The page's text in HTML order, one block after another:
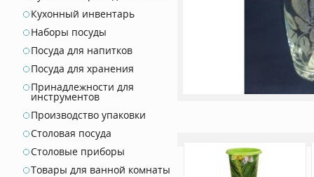
Кухонный инвентарь
Наборы посуды
Посуда для напитков
Посуда для хранения
Принадлежности для
инструментов
Производство упаковки
Столовая посуда
Столовые приборы
Товары для ванной комнаты